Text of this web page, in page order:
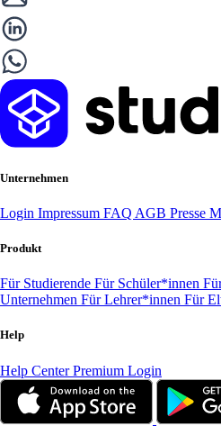
Unternehmen
Login Impressum FAQ AGB Presse
Produkt
Für Studierende Für Schüler*innen
Unternehmen Für Lehrer*innen Für
Help
Help CenterPremium Login